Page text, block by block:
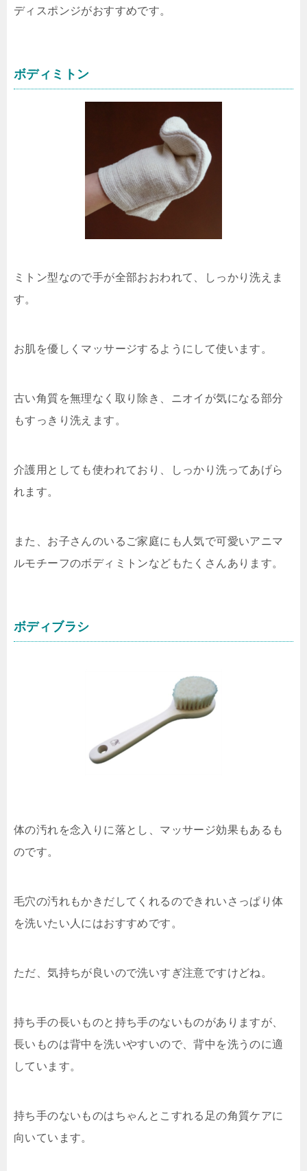
ディスポンジがおすすめです。
ボディミトン
ミトン型なので手が全部おおわれて、しっかり洗えま
す。
お肌を優しくマッサージするようにして使います。
古い角質を無理なく取り除き、ニオイが気になる部分
もすっきり洗えます。
介護用としても使われており、しっかり洗ってあげら
れます。
また、お子さんのいるご家庭にも人気で可愛いアニマ
ルモチーフのボディミトンなどもたくさんあります。
ボディブラシ
体の汚れを念入りに落とし、マッサージ効果もあるも
のです。
毛穴の汚れもかきだしてくれるのできれいさっぱり体
を洗いたい人にはおすすめです。
ただ、気持ちが良いので洗いすぎ注意ですけどね。
持ち手の長いものと持ち手のないものがありますが、
長いものは背中を洗いやすいので、背中を洗うのに適
しています。
持ち手のないものはちゃんとこすれる足の角質ケアに
向いています。